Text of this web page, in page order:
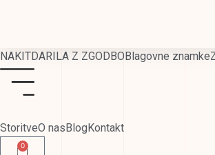
NAKITDARILA Z ZGODBOBlagovne znamke
StoritveO nasBlogKontakt
0